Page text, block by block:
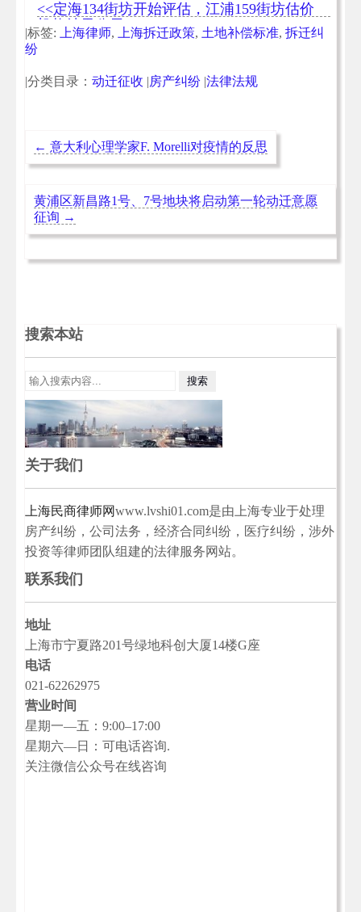
<<定海134街坊开始评估，江浦159街坊估价
机构结果公示
|标签: 上海律师, 上海拆迁政策, 土地补偿标准, 拆迁纠
纷
|分类目录： 动迁征收 |房产纠纷 |法律法规
← 意大利心理学家F. Morelli对疫情的反思
黄浦区新昌路1号、7号地块将启动第一轮动迁意愿
征询 →
搜索本站
关于我们
上海民商律师网www.lvshi01.com是由上海专业于处理
房产纠纷，公司法务，经济合同纠纷，医疗纠纷，涉外
投资等律师团队组建的法律服务网站。
联系我们
地址
上海市宁夏路201号绿地科创大厦14楼G座
电话
021-62262975
营业时间
星期一—五：9:00–17:00
星期六—日：可电话咨询.
关注微信公众号在线咨询